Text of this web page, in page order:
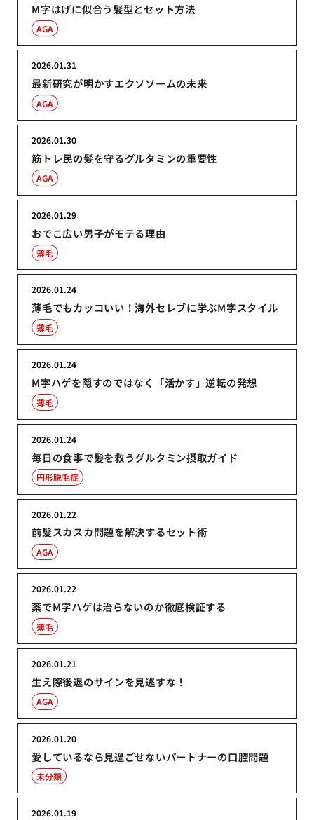
M字はげに似合う髪型とセット方法
AGA
最新研究が明かすエクソソームの未来
2026.01.31
AGA
筋トレ民の髪を守るグルタミンの重要性
2026.01.30
AGA
おでこ広い男子がモテる理由
2026.01.29
薄毛
薄毛でもカッコいい！海外セレブに学ぶM字スタイル
2026.01.24
薄毛
M字ハゲを隠すのではなく「活かす」逆転の発想
2026.01.24
薄毛
毎日の食事で髪を救うグルタミン摂取ガイド
2026.01.24
円形脱毛症
前髪スカスカ問題を解決するセット術
2026.01.22
AGA
薬でM字ハゲは治らないのか徹底検証する
2026.01.22
薄毛
生え際後退のサインを見逃すな！
2026.01.21
AGA
愛しているなら見過ごせないパートナーの口腔問題
2026.01.20
未分類
2026.01.19